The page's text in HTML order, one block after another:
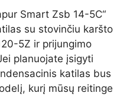
Smart Zsb 14-5C“
su stovinčiu karšto
5Z ir prijungimo
planuojate įsigyti
katilas bus
kurį mūsų reitinge